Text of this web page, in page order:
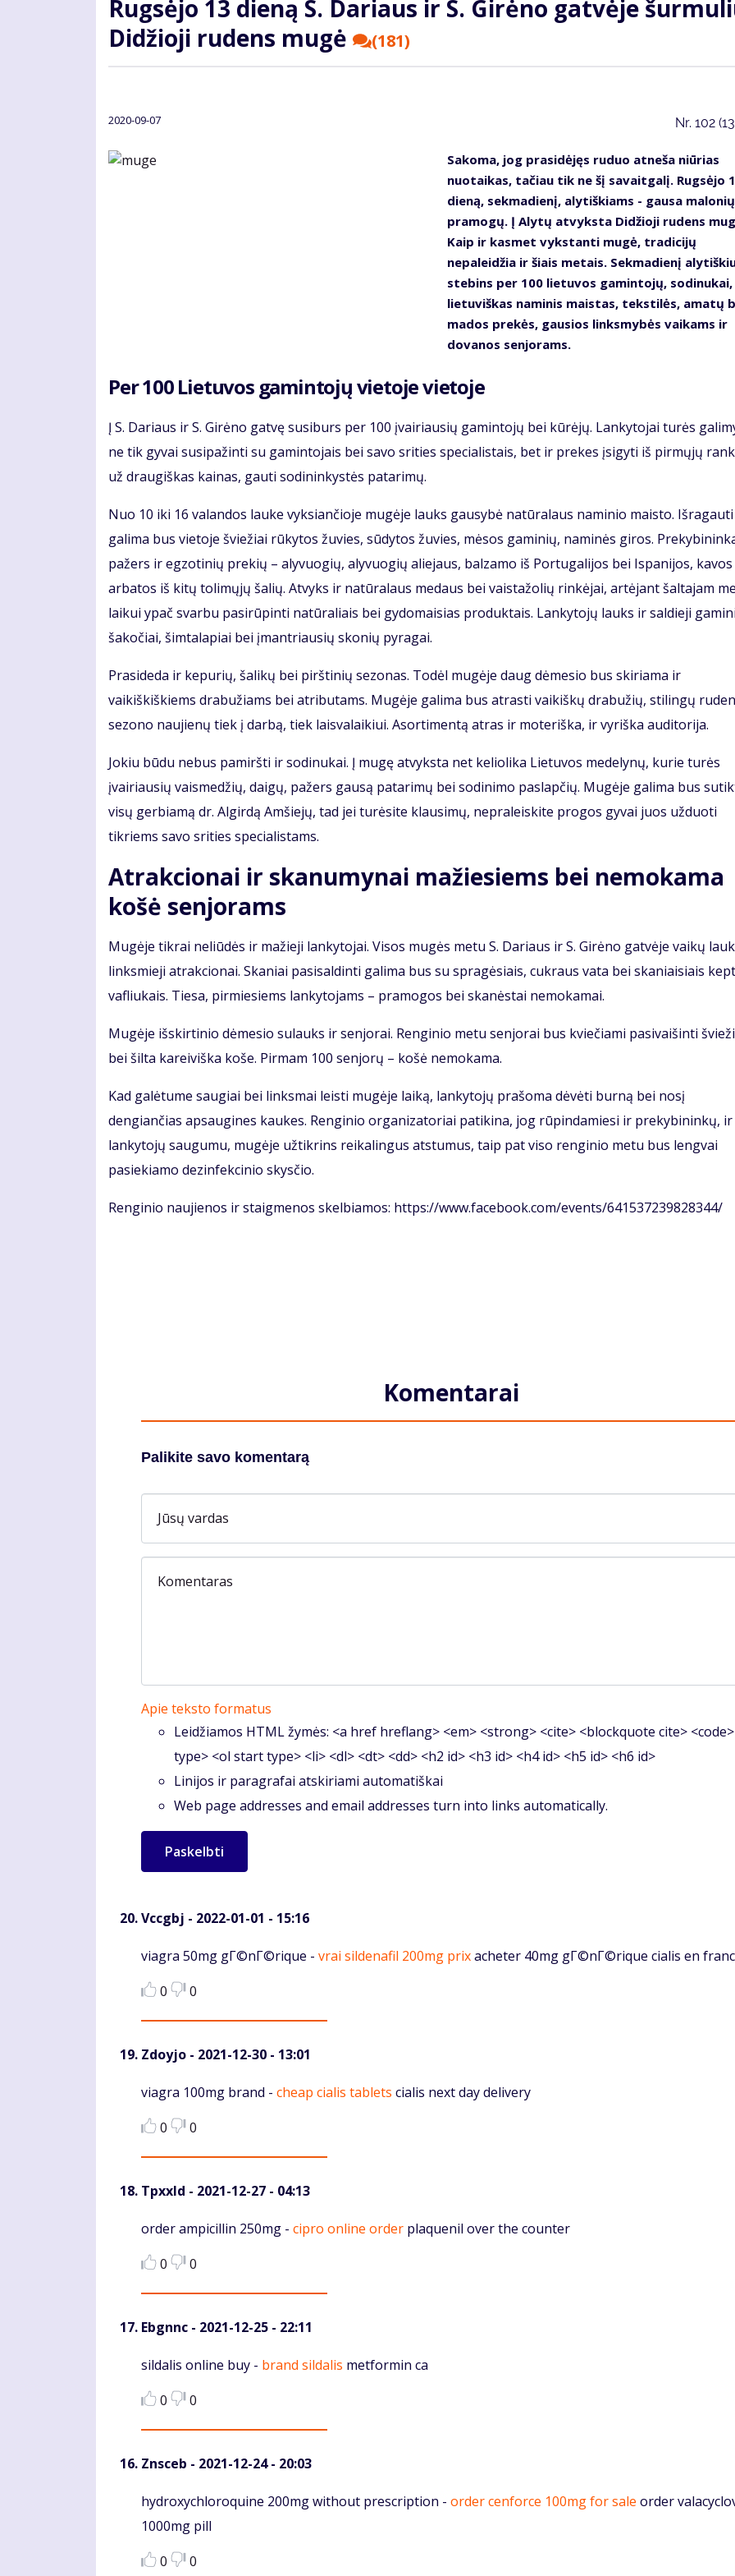
Rugsėjo 13 dieną S. Dariaus ir S. Girėno gatvėje
Didžioji rudens mugė
(181)
2020-09-07 Nr. 102
Sakoma, jog prasidėjęs ruduo atneša niūrias
nuotaikas, tačiau tik ne šį savaitgalį. Rugsėjo
dieną, sekmadienį, alytiškiams - gausa malonių
pramogų. Į Alytų atvyksta Didžioji rudens
Kaip ir kasmet vykstanti mugė, tradicijų
nepaleidžia ir šiais metais. Sekmadienį
stebins per 100 lietuvos gamintojų, sodinukai,
lietuviškas naminis maistas, tekstilės, amatų
mados prekės, gausios linksmybės vaikams ir
dovanos senjorams.
Per 100 Lietuvos gamintojų vietoje vietoje
Į S. Dariaus ir S. Girėno gatvę susiburs per 100 įvairiausių gamintojų bei kūrėjų. Lankytojai turės
ne tik gyvai susipažinti su gamintojais bei savo srities specialistais, bet ir prekes įsigyti iš pirmųjų
už draugiškas kainas, gauti sodininkystės patarimų.
Nuo 10 iki 16 valandos lauke vyksiančioje mugėje lauks gausybė natūralaus naminio maisto. Išragauti
galima bus vietoje šviežiai rūkytos žuvies, sūdytos žuvies, mėsos gaminių, naminės giros.
pažers ir egzotinių prekių – alyvuogių, alyvuogių aliejaus, balzamo iš Portugalijos bei Ispanijos,
arbatos iš kitų tolimųjų šalių. Atvyks ir natūralaus medaus bei vaistažolių rinkėjai, artėjant šaltajam
laikui ypač svarbu pasirūpinti natūraliais bei gydomaisias produktais. Lankytojų lauks ir saldieji
šakočiai, šimtalapiai bei įmantriausių skonių pyragai.
Prasideda ir kepurių, šalikų bei pirštinių sezonas. Todėl mugėje daug dėmesio bus skiriama ir
vaikiškiškiems drabužiams bei atributams. Mugėje galima bus atrasti vaikiškų drabužių, stilingų
sezono naujienų tiek į darbą, tiek laisvalaikiui. Asortimentą atras ir moteriška, ir vyriška auditorija.
Jokiu būdu nebus pamiršti ir sodinukai. Į mugę atvyksta net keliolika Lietuvos medelynų, kurie turės
įvairiausių vaismedžių, daigų, pažers gausą patarimų bei sodinimo paslapčių. Mugėje galima bus
visų gerbiamą dr. Algirdą Amšiejų, tad jei turėsite klausimų, nepraleiskite progos gyvai juos užduoti
tikriems savo srities specialistams.
Atrakcionai ir skanumynai mažiesiems bei nemokama
košė senjorams
Mugėje tikrai neliūdės ir mažieji lankytojai. Visos mugės metu S. Dariaus ir S. Girėno gatvėje vaikų
linksmieji atrakcionai. Skaniai pasisaldinti galima bus su spragėsiais, cukraus vata bei skaniaisiais
vafliukais. Tiesa, pirmiesiems lankytojams – pramogos bei skanėstai nemokamai.
Mugėje išskirtinio dėmesio sulauks ir senjorai. Renginio metu senjorai bus kviečiami pasivaišinti
bei šilta kareiviška koše. Pirmam 100 senjorų – košė nemokama.
Kad galėtume saugiai bei linksmai leisti mugėje laiką, lankytojų prašoma dėvėti burną bei nosį
dengiančias apsaugines kaukes. Renginio organizatoriai patikina, jog rūpindamiesi ir prekybininkų, ir
lankytojų saugumu, mugėje užtikrins reikalingus atstumus, taip pat viso renginio metu bus lengvai
pasiekiamo dezinfekcinio skysčio.
Renginio naujienos ir staigmenos skelbiamos: https://www.facebook.com/events/641537239828344/
Komentarai
Palikite savo komentarą
Jūsų vardas
Komentaras
Apie teksto formatus
Leidžiamos HTML žymės: <a href hreflang> <em> <strong> <cite> <blockquote cite>
type> <ol start type> <li> <dl> <dt> <dd> <h2 id> <h3 id> <h4 id> <h5 id> <h6 id>
Linijos ir paragrafai atskiriami automatiškai
Web page addresses and email addresses turn into links automatically.
Vccgbj - 2022-01-01 - 15:16
Komentaras
viagra 50mg gГ©nГ©rique - vrai sildenafil 200mg prixacheter 40mg gГ©nГ©rique cialis en
0
0
Zdoyjo - 2021-12-30 - 13:01
Komentaras
viagra 100mg brand - cheap cialis tablets cialis next day delivery
0
0
Tpxxld - 2021-12-27 - 04:13
Komentaras
order ampicillin 250mg - cipro online order plaquenil over the counter
0
0
Ebgnnc - 2021-12-25 - 22:11
Komentaras
sildalis online buy - brand sildalis metformin ca
0
0
Znsceb - 2021-12-24 - 20:03
Komentaras
hydroxychloroquine 200mg without prescription - order cenforce 100mg for sale order
1000mg pill
0
0